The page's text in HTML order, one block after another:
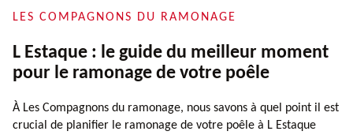
LES COMPAGNONS DU RAMONAGE
L Estaque : le guide du meilleur moment
pour le ramonage de votre poêle
À Les Compagnons du ramonage, nous savons à quel point il est
crucial de planifier le ramonage de votre poêle à L Estaque